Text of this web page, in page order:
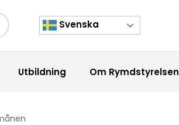
Svenska
Utbildning Om Rymdstyrelsen